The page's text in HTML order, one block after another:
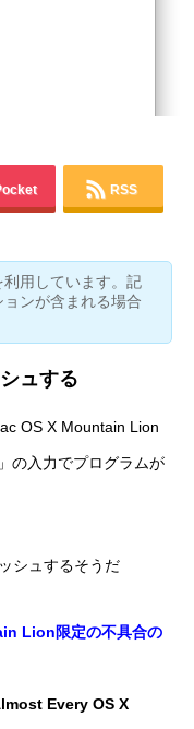
RSS
用しています。記
ンが含まれる場合
ュする
OS X Mountain Lion
の入力でプログラムが
シュするそうだ
Lion限定の不具合の
Every OS X